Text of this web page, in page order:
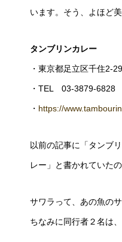
います。そう、よほど
タンブリンカレー
・東京都足立区千住2-29
・TEL 03-3879-6828
・ https://
以前の記事に「タンブ
レー」と書かれていた
サワラって、あの魚の
ちなみに同行者２名は